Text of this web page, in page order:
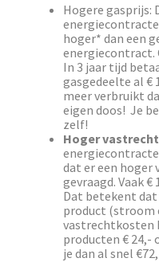
Hogere gasprijs:
hoger* dan een
energiecontract.
In 3 jaar tijd
gasgedeelte al €
meer verbruikt
eigen doos! Je
zelf!
Hoger
dat er een
gevraagd. Vaak
Dat betekent dat
product (stroom
vastrechtkosten
producten € 24,-
je dan al snel